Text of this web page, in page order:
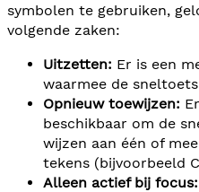
symbolen te gebruiken,
volgende zaken:
Uitzetten: Er is een
waarmee de
Opnieuw toewijzen:
beschikbaar om de
wijzen aan één of
tekens (bijvoorbeeld
Alleen actief bij focus: